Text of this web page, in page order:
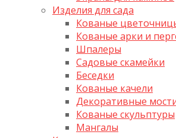
Изделия для сада
Кованые
Кованые арки и
Шпалеры
Садовые скамейки
Беседки
Кованые качели
Декоративные
Кованые скульптуры
Мангалы